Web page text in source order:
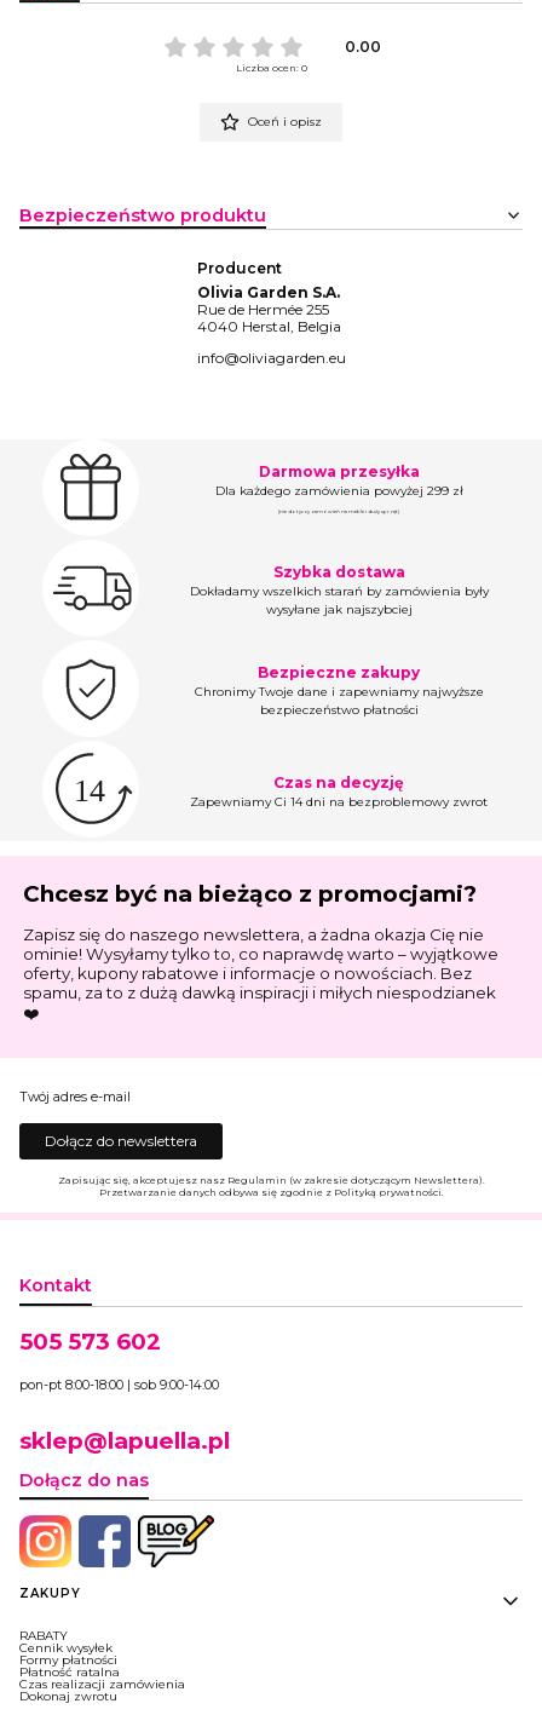
0.00
Liczba ocen: 0
Oceń i opisz
Bezpieczeństwo produktu
Producent
Olivia Garden S.A.
Rue de Hermée 255
4040 Herstal, Belgia
info@oliviagarden.eu
Darmowa przesyłka
Dla każdego zamówienia powyżej 299 zł
(nie dotyczy zamówień na meble i duży sprzęt)
Szybka dostawa
Dokładamy wszelkich starań by zamówienia były
wysyłane jak najszybciej
Bezpieczne zakupy
Chronimy Twoje dane i zapewniamy najwyższe
bezpieczeństwo płatności
Czas na decyzję
Zapewniamy Ci 14 dni na bezproblemowy zwrot
Chcesz być na bieżąco z promocjami?
Zapisz się do naszego newslettera, a żadna okazja Cię nie
ominie! Wysyłamy tylko to, co naprawdę warto – wyjątkowe
oferty, kupony rabatowe i informacje o nowościach. Bez
spamu, za to z dużą dawką inspiracji i miłych niespodzianek
❤️
Twój adres e-mail
Dołącz do newslettera
Zapisując się, akceptujesz nasz Regulamin (w zakresie dotyczącym Newslettera).
Przetwarzanie danych odbywa się zgodnie z Polityką prywatności.
Kontakt
505 573 602
pon-pt 8:00-18:00 | sob 9:00-14:00
sklep@lapuella.pl
Dołącz do nas
Linki w stopce
ZAKUPY
RABATY
Cennik wysyłek
Formy płatności
Płatność ratalna
Czas realizacji zamówienia
Dokonaj zwrotu